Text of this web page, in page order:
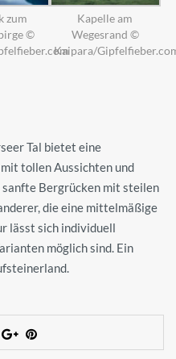
zum
©
Kapelle am
Wegesrand ©
Kaipara/
Tal bietet eine
tollen Aussichten und
Bergrücken mit steilen
die eine mittelmäßige
lässt sich individuell
möglich sind. Ein